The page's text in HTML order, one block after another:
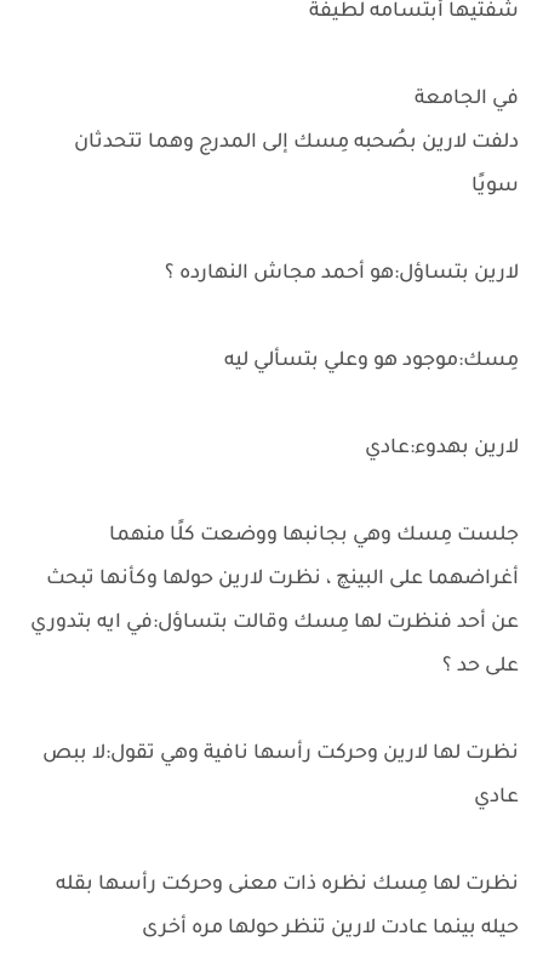
شفتيها أبتسامه لطيفة
في الجامعة
دلفت لارين بصُحبه مِسك إلى المدرج وهما تتحدثان
سويًا
لارين بتساؤل:هو أحمد مجاش النهارده ؟
مِسك:موجود هو وعلي بتسألي ليه
لارين بهدوء:عادي
جلست مِسك وهي بجانبها ووضعت كلًا منهما
أغراضهما على البينچ ، نظرت لارين حولها وكأنها تبحث
عن أحد فنظرت لها مِسك وقالت بتساؤل:في ايه بتدوري
على حد ؟
نظرت لها لارين وحركت رأسها نافية وهي تقول:لا ببص
عادي
نظرت لها مِسك نظره ذات معنى وحركت رأسها بقله
حيله بينما عادت لارين تنظر حولها مره أخرى